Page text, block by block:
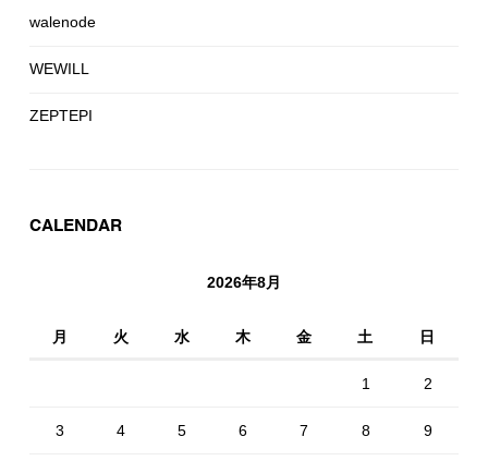
walenode
WEWILL
ZEPTEPI
CALENDAR
2026年8月
月 火 水 木 金 土 日
1 2
3 4 5 6 7 8 9